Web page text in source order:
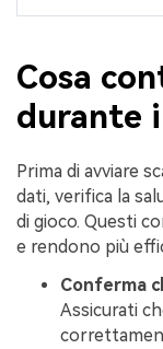
Cosa
durante
Prima di avviare
dati, verifica la
di gioco. Questi
e rendono più
Conferma
Assicurati